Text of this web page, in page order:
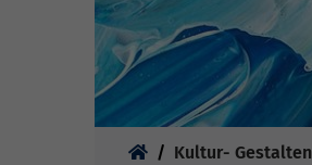
Kultur- Gestalten